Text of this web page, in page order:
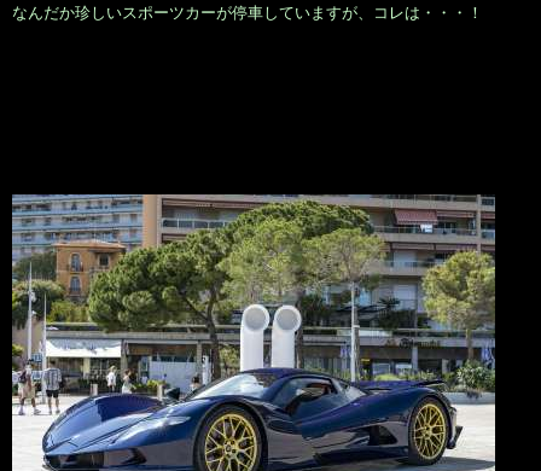
なんだか珍しいスポーツカーが停車していますが、コレは・・・！